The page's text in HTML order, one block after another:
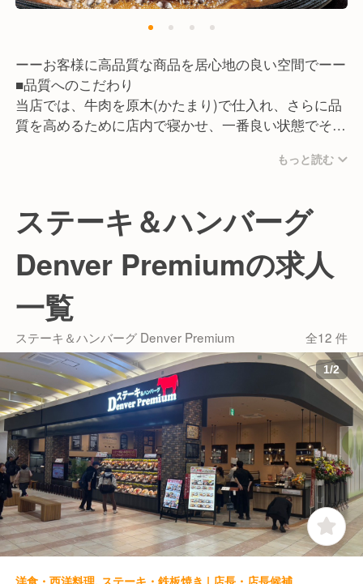
ーーお客様に高品質な商品を居心地の良い空間でーー
■品質へのこだわり
当店では、牛肉を原木(かたまり)で仕入れ、さらに品
質を高めるために店内で寝かせ、一番良い状態でその
な本格ステーキを、肉の旨味を最大限に引き出す“ミ
■空間へのこだわり
落ち着いた空間かつ、カジュアルな店内でお一人で
も、ご家族やご友人同士のグループでもシーンを選ば
ご来店されるお客様は日常的な食事から記念日や誕生
日など特別な日にもご利用いただいています。
もっと読む
ステーキ＆ハンバーグ
Denver Premiumの求人
一覧
ステーキ＆ハンバーグ Denver Premium 全12 件
1/2